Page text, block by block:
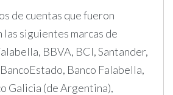
de cuentas que fueron
siguientes marcas de
BBVA, BCI, Santander,
Banco Falabella,
Galicia (de Argentina),